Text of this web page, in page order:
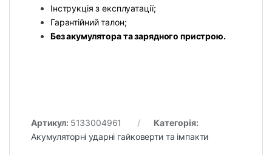
Інструкція з експлуатації;
Гарантійний талон;
Без акумулятора та зарядного пристрою.
Артикул: 5133004961
Категорія:
Акумуляторні ударні гайковерти та імпакти